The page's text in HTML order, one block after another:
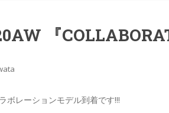
『
ボレーションモデル到着です!!!